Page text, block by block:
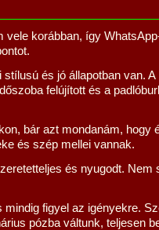
vele korábban, így
és jó állapotban van. A
felújított és a
bár azt mondanám, hogy
és szép mellei vannak.
és nyugodt. Nem
mindig figyel az igényekre.
pózba váltunk, teljesen